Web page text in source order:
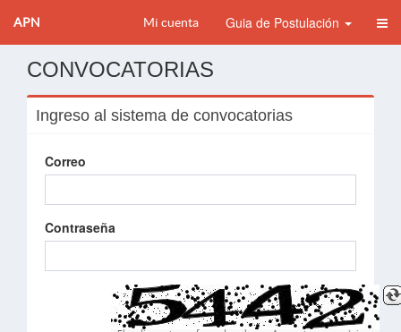
APN Mi cuenta Guia de Postulación
CONVOCATORIAS
Ingreso al sistema de convocatorias
Correo
Contraseña